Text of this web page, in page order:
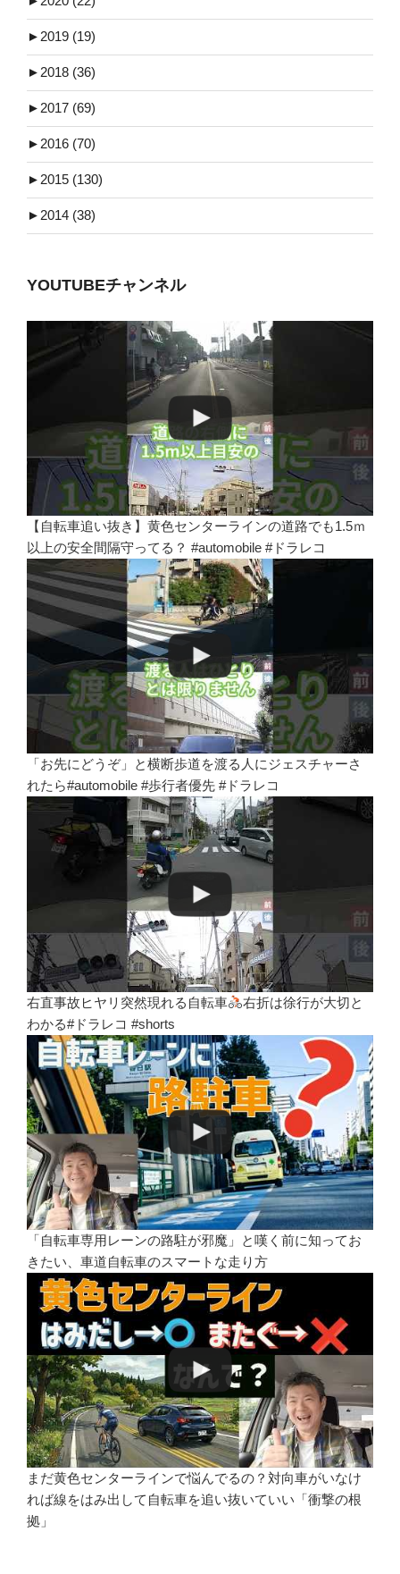
► 2019 (19)
► 2018 (36)
► 2017 (69)
► 2016 (70)
► 2015 (130)
► 2014 (38)
YOUTUBEチャンネル
【自転車追い抜き】黄色センターラインの道路でも1.5ｍ
以上の安全間隔守ってる？ #automobile #ドラレコ
「お先にどうぞ」と横断歩道を渡る人にジェスチャーさ
れたら#automobile #歩行者優先 #ドラレコ
右直事故ヒヤリ突然現れる自転車
右折は徐行が大切と
わかる#ドラレコ #shorts
「自転車専用レーンの路駐が邪魔」と嘆く前に知ってお
きたい、車道自転車のスマートな走り方
まだ黄色センターラインで悩んでるの？対向車がいなけ
れば線をはみ出して自転車を追い抜いていい「衝撃の根
拠」